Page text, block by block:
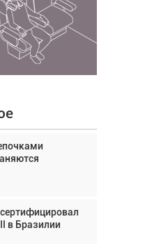
в Бразилии
тандем
в
Дэйв
говорит сама
портит»